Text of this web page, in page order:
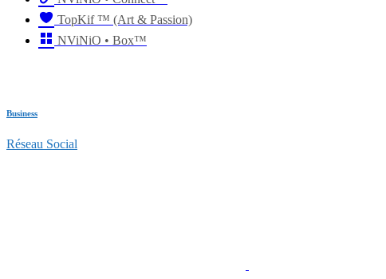
TopKif ™ (Art & Passion)
NViNiO • Box™
Business
Réseau Social